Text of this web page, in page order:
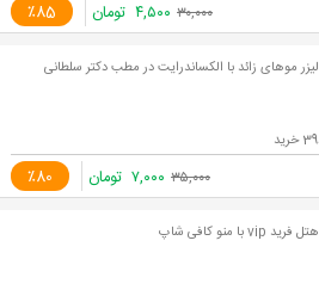
٪85 ۳۰,۰۰۰ ۴,۵۰۰ تومان
لیزر موهای زائد با الکساندرایت در مطب دکتر سلطانی
٪80 ۳۵,۰۰۰ ۷,۰۰۰ تومان
هتل فرید vip با منو کافی شاپ